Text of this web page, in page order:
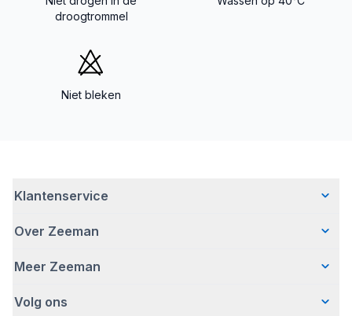
droogtrommel
Niet bleken
Klantenservice
Veelgestelde vragen
Bezorgen
Retourneren
Over Zeeman
Wie wij zijn
Hoe wij verantwoord ondernemen
Meer Zeeman
Veiligheidswaarschuwing
Volg ons